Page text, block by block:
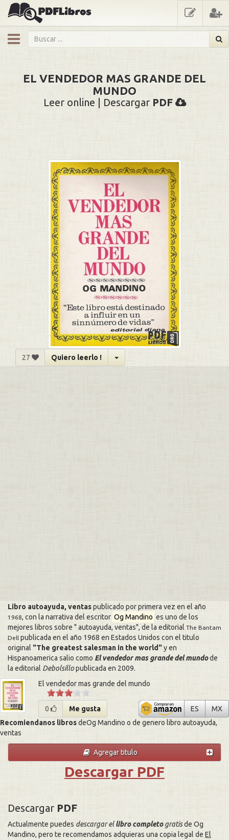
showmenu
EL VENDEDOR MAS GRANDE DEL
MUNDO
Leer online | Descargar PDF
27 Quiero leerlo !
Libro autoayuda, ventaspublicado por primera vez en el año
1968, con la narrativa del escritor Og Mandino es uno de los
mejores libros sobre
autoayuda, ventas , de la editorial The Bantam
Dell publicada en el año 1968 en Estados Unidos con el titulo
original
The greatest salesman in the world
y en
Hispanoamerica salio como El vendedor mas grande del mundode
la editorial Debolsillopublicada en 2009.
El vendedor mas grande del mundo
0 Me gusta ESEl MX
Recomiendanos librosdeOg Mandino o de genero libro autoayuda,
ventas
Agregar titulo
Descargar PDF
Descargar PDF
Actualmente puedes descargar ellibro completogratisde Og
Mandino, pero te recomendamos adquieras una copia legal de El